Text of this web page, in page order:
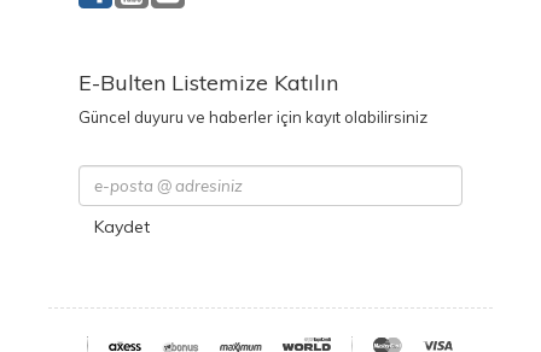
E-Bulten Listemize Katılın
Güncel duyuru ve haberler için kayıt olabilirsiniz
Kaydet